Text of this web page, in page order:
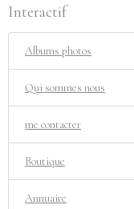
Interactif
Albums photos
Qui sommes nous
me contacter
Boutique
Annuaire